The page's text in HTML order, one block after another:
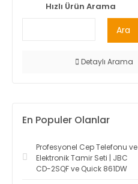
Hızlı Ürün Arama
Ara
Detaylı Arama
En Populer Olanlar
Profesyonel Cep Telefonu ve
Elektronik Tamir Seti | JBC
CD-2SQF ve Quick 861DW